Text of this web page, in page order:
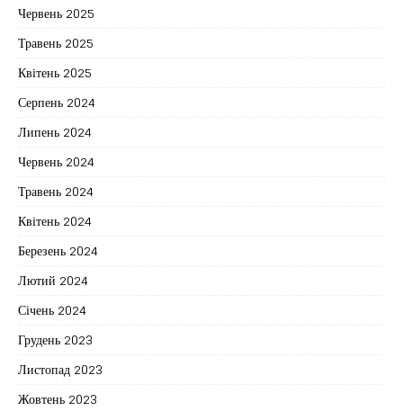
Червень 2025
Травень 2025
Квітень 2025
Серпень 2024
Липень 2024
Червень 2024
Травень 2024
Квітень 2024
Березень 2024
Лютий 2024
Січень 2024
Грудень 2023
Листопад 2023
Жовтень 2023